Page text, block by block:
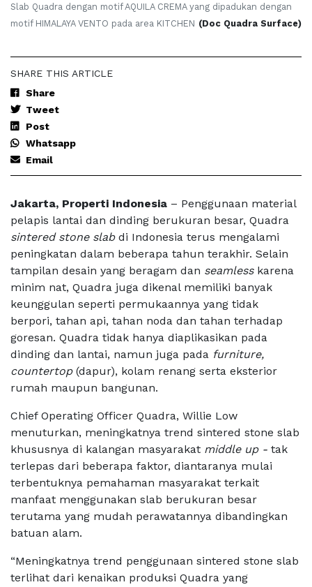
Slab Quadra dengan motif AQUILA CREMA yang dipadukan dengan
motif HIMALAYA VENTO pada area KITCHEN (Doc Quadra Surface)
SHARE THIS ARTICLE
Share
Tweet
Post
Whatsapp
Email
Jakarta, Properti Indonesia – Penggunaan material
pelapis lantai dan dinding berukuran besar, Quadra
sintered stone slabdi Indonesia terus mengalami
peningkatan dalam beberapa tahun terakhir. Selain
tampilan desain yang beragam dan seamlesskarena
minim nat, Quadra juga dikenal memiliki banyak
keunggulan seperti permukaannya yang tidak
berpori, tahan api, tahan noda dan tahan terhadap
goresan. Quadra tidak hanya diaplikasikan pada
dinding dan lantai, namun juga pada furniture,
countertop (dapur), kolam renang serta eksterior
rumah maupun bangunan.
Chief Operating Officer Quadra, Willie Low
menuturkan, meningkatnya trend sintered stone slab
khususnya di kalangan masyarakat middle up- tak
terlepas dari beberapa faktor, diantaranya mulai
terbentuknya pemahaman masyarakat terkait
manfaat menggunakan slab berukuran besar
terutama yang mudah perawatannya dibandingkan
batuan alam.
“Meningkatnya trend penggunaan sintered stone slab
terlihat dari kenaikan produksi Quadra yang